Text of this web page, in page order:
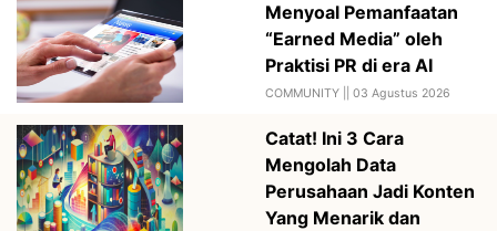
Menyoal Pemanfaatan
“Earned Media” oleh
Praktisi PR di era AI
COMMUNITY || 03 Agustus 2026
Catat! Ini 3 Cara
Mengolah Data
Perusahaan Jadi Konten
Yang Menarik dan